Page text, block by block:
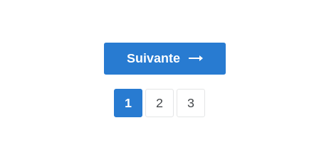
Suivante
1 2 3